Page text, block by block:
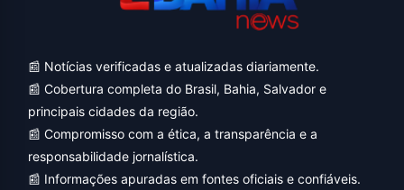
📰 Notícias verificadas e atualizadas diariamente.
📰 Cobertura completa do Brasil, Bahia, Salvador e
principais cidades da região.
📰 Compromisso com a ética, a transparência e a
responsabilidade jornalística.
📰 Informações apuradas em fontes oficiais e confiáveis.